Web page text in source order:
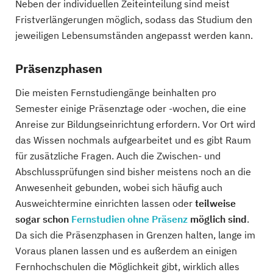
Neben der individuellen Zeiteinteilung sind meist
Fristverlängerungen möglich, sodass das Studium den
jeweiligen Lebensumständen angepasst werden kann.
Präsenzphasen
Die meisten Fernstudiengänge beinhalten pro
Semester einige Präsenztage oder -wochen, die eine
Anreise zur Bildungseinrichtung erfordern. Vor Ort wird
das Wissen nochmals aufgearbeitet und es gibt Raum
für zusätzliche Fragen. Auch die Zwischen- und
Abschlussprüfungen sind bisher meistens noch an die
Anwesenheit gebunden, wobei sich häufig auch
Ausweichtermine einrichten lassen oder teilweise
sogar schon Fernstudien ohne Präsenz möglich sind.
Da sich die Präsenzphasen in Grenzen halten, lange im
Voraus planen lassen und es außerdem an einigen
Fernhochschulen die Möglichkeit gibt, wirklich alles